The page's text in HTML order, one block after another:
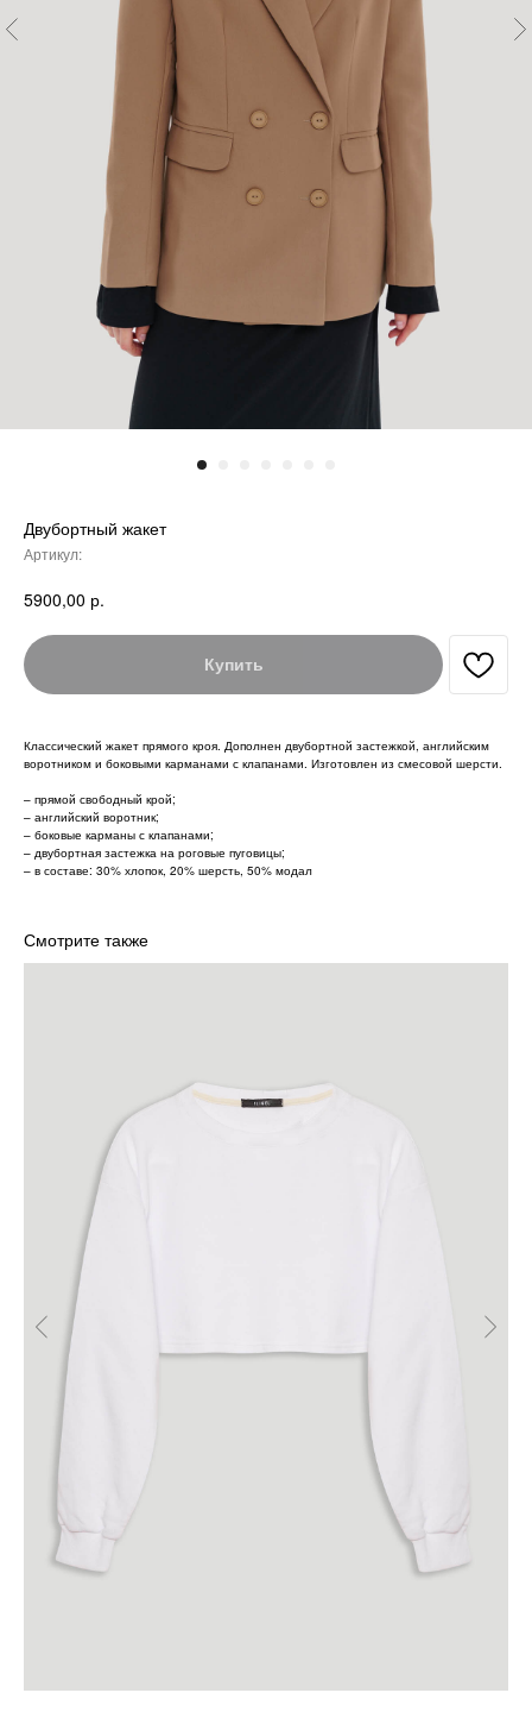
Двубортный жакет
Артикул:
5900,00 р.
Купить
Классический жакет прямого кроя. Дополнен двубортной застежкой, английским
воротником и боковыми карманами с клапанами. Изготовлен из смесовой шерсти.
– прямой свободный крой;
– английский воротник;
– боковые карманы с клапанами;
– двубортная застежка на роговые пуговицы;
– в составе: 30% хлопок, 20% шерсть, 50% модал
Смотрите также